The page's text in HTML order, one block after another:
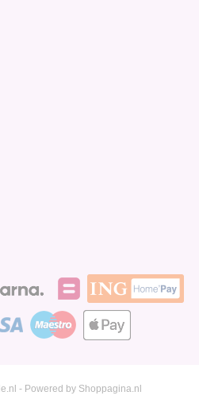
- Powered by Shoppagina.nl